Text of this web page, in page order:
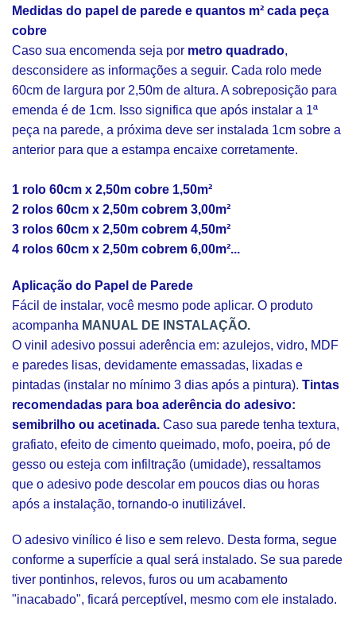
Medidas do papel de parede e quantos m² cada peça
cobre
Caso sua encomenda seja por metro quadrado,
desconsidere as informações a seguir. Cada rolo mede
60cm de largura por 2,50m de altura. A sobreposição para
emenda é de 1cm. Isso significa que após instalar a 1ª
peça na parede, a próxima deve ser instalada 1cm sobre a
anterior para que a estampa encaixe corretamente.
1 rolo 60cm x 2,50m cobre 1,50m²
2 rolos 60cm x 2,50m cobrem 3,00m²
3 rolos 60cm x 2,50m cobrem 4,50m²
4 rolos 60cm x 2,50m cobrem 6,00m²...
Aplicação do Papel de Parede
Fácil de instalar, você mesmo pode aplicar. O produto
acompanha MANUAL DE INSTALAÇÃO.
O vinil adesivo possui aderência em: azulejos, vidro, MDF
e paredes lisas, devidamente emassadas, lixadas e
pintadas (instalar no mínimo 3 dias após a pintura). Tintas
recomendadas para boa aderência do adesivo:
semibrilho ou acetinada. Caso sua parede tenha textura,
grafiato, efeito de cimento queimado, mofo, poeira, pó de
gesso ou esteja com infiltração (umidade), ressaltamos
que o adesivo pode descolar em poucos dias ou horas
após a instalação, tornando-o inutilizável.
O adesivo vinílico é liso e sem relevo. Desta forma, segue
conforme a superfície a qual será instalado. Se sua parede
tiver pontinhos, relevos, furos ou um acabamento
"inacabado", ficará perceptível, mesmo com ele instalado.